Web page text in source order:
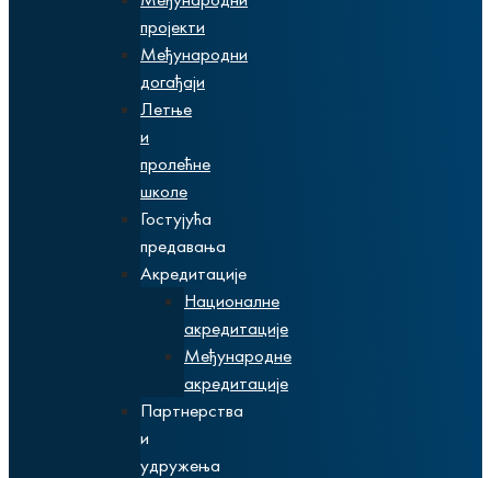
пројекти
Међународни
догађаји
Летње
и
пролећне
школе
Гостујућа
предавања
Акредитације
Националне
акредитације
Међународне
акредитације
Партнерства
и
удружења